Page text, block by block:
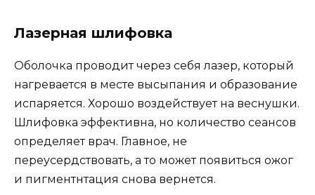
Лазерная шлифовка
Оболочка проводит через себя лазер, который
нагревается в месте высыпания и образование
испаряется. Хорошо воздействует на веснушки.
Шлифовка эффективна, но количество сеансов
определяет врач. Главное, не
переусердствовать, а то может появиться ожог
и пигментнтация снова вернется.